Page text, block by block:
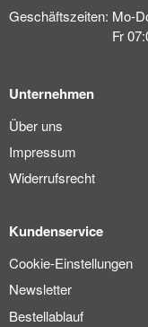
Geschäftszeiten: Mo-
Fr
Unternehmen
Über uns
Impressum
Widerrufsrecht
Kundenservice
Cookie-Einstellungen
Newsletter
Bestellablauf